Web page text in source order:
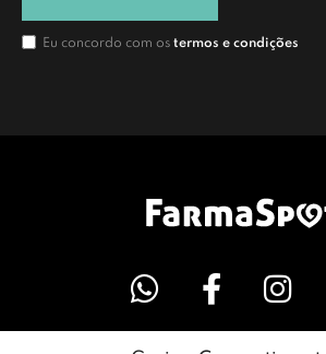
Eu concordo com os termos e condições